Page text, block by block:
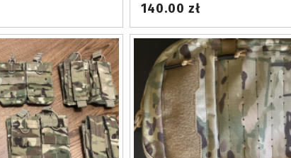
140.00 zł